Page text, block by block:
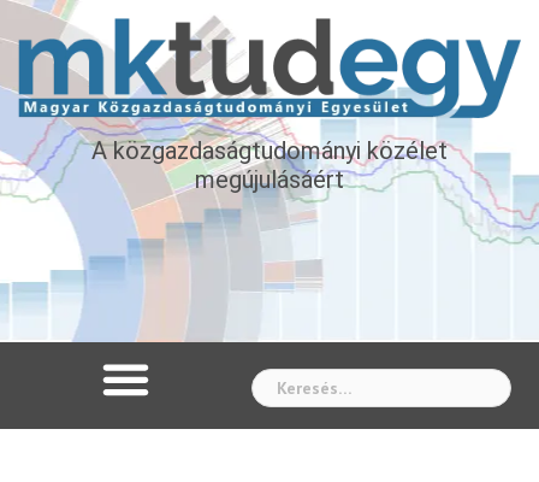
A közgazdaságtudományi közélet
megújulásáért